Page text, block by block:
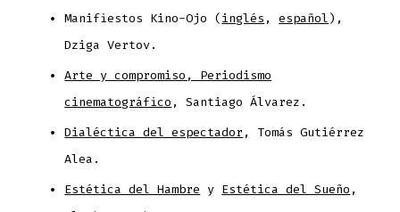
Manifiestos Kino-Ojo (inglés ,español),
Dziga Vertov.
Arte y compromiso, Periodismo
cinematográfico , Santiago Álvarez.
Dialéctica del espectador , Tomás Gutiérrez
Alea.
Estética del Hambre y Estética del Sueño ,